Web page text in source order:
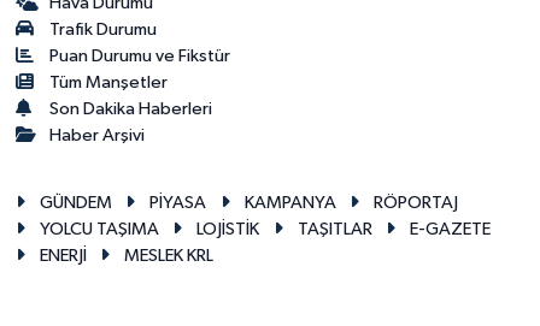
Trafik Durumu
Puan Durumu ve Fikstür
Tüm Manşetler
Son Dakika Haberleri
Haber Arşivi
GÜNDEM PİYASA KAMPANYA
RÖPORTAJ
YOLCU TAŞIMA
LOJİSTİK TAŞITLAR
E-GAZETE
ENERJİ
MESLEK KRL